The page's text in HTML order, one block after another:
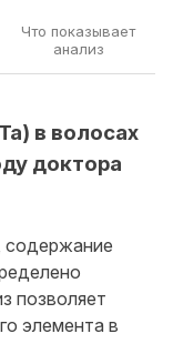
Что показывает
анализ
в волосах
доктора
содержание
позволяет
элемента в